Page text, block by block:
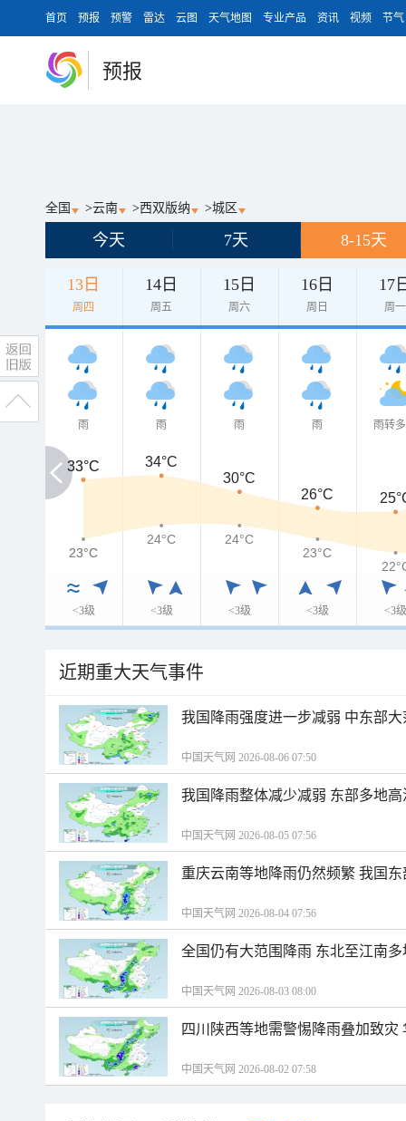
首页 预报 预警 雷达 云图 天气地图 专业产品 资讯 视频 节气
预报
全国 >云南 >西双版纳 >城区
今天 7天 8-15天
13日
周四
14日
周五
15日
周六
16日
周日
17
周一
雨
<3级
雨
<3级
雨
<3级
雨
<3级
雨转
<3级
33°C
33°C 34°C
30°C
26°C
23°C
23°C
24°C
24°C
23°C
近期重大天气事件
我国降雨强度进一步减弱 中东部
中国天气网 2026-08-06 07:50
我国降雨整体减少减弱 东部多地
中国天气网 2026-08-05 07:56
重庆云南等地降雨仍然频繁 我国
中国天气网 2026-08-04 07:56
全国仍有大范围降雨 东北至江南
中国天气网 2026-08-03 08:00
四川陕西等地需警惕降雨叠加致
中国天气网 2026-08-02 07:58